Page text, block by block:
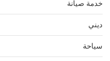
خدمة صيانة
ديني
سياحة